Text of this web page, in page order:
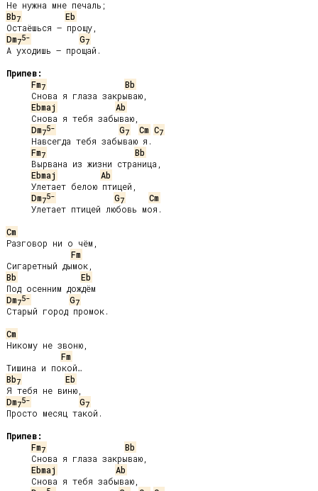
Bb7
Eb
Dm75- G7
А уходишь – прощай.
Припев:
Fm7
Bb
Ebmaj
Ab
Dm75- G7 Cm C7
Fm7
Bb
Ebmaj
Ab
Dm75- G7
Cm
Cm
Разговор ни о чём,
Fm
Bb
Eb
Dm75- G7
Старый город промок.
Cm
Никому не звоню,
Fm
Bb7
Eb
Dm75- G7
Просто месяц такой.
Припев:
Fm7
Bb
Ebmaj
Ab